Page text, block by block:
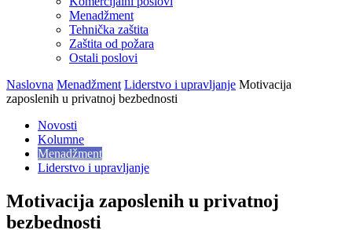
Menadžment
Tehnička zaštita
Zaštita od požara
Ostali poslovi
Naslovna Menadžment Liderstvo i upravljanje Motivacija
zaposlenih u privatnoj bezbednosti
Novosti
Kolumne
Menadžment
Liderstvo i upravljanje
Motivacija zaposlenih u privatnoj
bezbednosti